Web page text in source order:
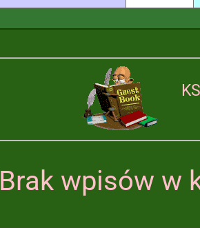
Brak wpisów w